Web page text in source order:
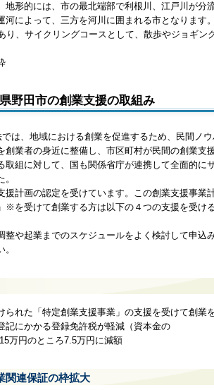
地形的には、市の最北端部で利根川、江戸川が分
河によって、三方を河川に囲まれる市となります
り、サイクリングコースとして、散歩やジョギン
野田市の創業支援の取組み
は、地域における創業を促進するため、民間ノウ
創業者の身近に整備し、市区町村が民間の創業支
組に対して、国も関係省庁が連携して全面的に
援計画の認定を受けています。この創業支援事業
※を受けて創業する方は以下の４つの支援を受け
や起業までのスケジュールをよく検討して申込
れた「特定創業支援事業」の支援を受けて創業
記にかかる登録免許税が軽減（資本金の
万円のところ7.5万円に減額
関連保証の枠拡大